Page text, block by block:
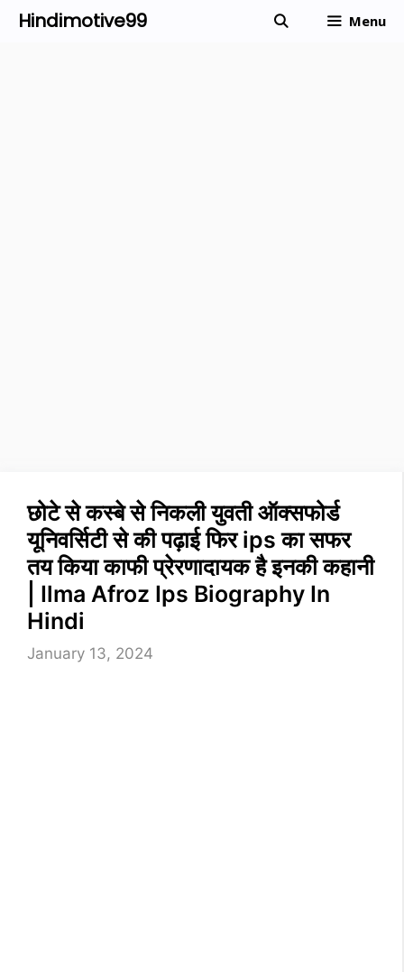
SkipHindimotive99 Menu
छोटे से कस्बे से निकली युवती ऑक्सफोर्ड
यूनिवर्सिटी से की पढ़ाई फिर ips का सफर
तय किया काफी प्रेरणादायक है इनकी कहानी
| Ilma Afroz Ips Biography In
Hindi
January 13, 2024